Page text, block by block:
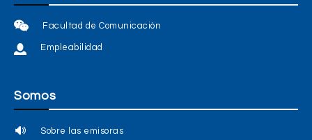
Facultad de Comunicación
Empleabilidad
Somos
Sobre las emisoras